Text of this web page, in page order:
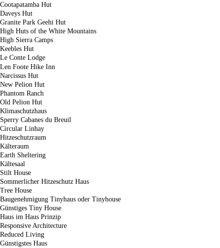
Cootapatamba Hut
Daveys Hut
Granite Park Geehi Hut
High Huts of the White Mountains
High Sierra Camps
Keebles Hut
Le Conte Lodge
Len Foote Hike Inn
Narcissus Hut
New Pelion Hut
Phantom Ranch
Old Pelion Hut
Klimaschutzhaus
Sperry Cabanes du Breuil
Circular Linhay
Hitzeschutzraum
Kälteraum
Earth Sheltering
Kältesaal
Stilt House
Sommerlicher Hitzeschutz Haus
Tree House
Baugenehmigung Tinyhaus oder Tinyhouse
Günstiges Tiny House
Haus im Haus Prinzip
Responsive Architecture
Reduced Living
Günstigstes Haus